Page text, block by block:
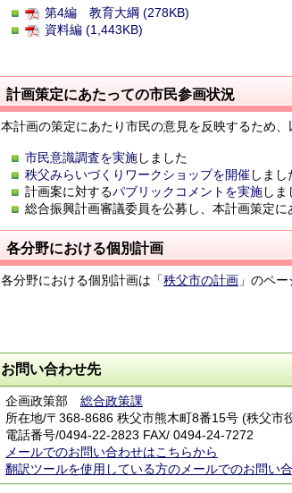
第4編 教育大綱 (278KB)
資料編 (1,443KB)
計画策定にあたっての市民参画状況
本計画の策定にあたり市民の意見を反映するため、
市民意識調査を実施しました
秩父みらいづくりワークショップを開催しまし
計画案に対するパブリックコメントを実施しま
総合振興計画審議委員を公募し、本計画策定
各分野における個別計画
各分野における個別計画は「秩父市の計画 」のペ
お問い合わせ先
企画政策部 総合政策課
所在地/〒368-8686 秩父市熊木町8番15号 (秩父市
電話番号/0494-22-2823 FAX/ 0494-24-7272
メールでのお問い合わせはこちらから
翻訳ツールを使用している方のメールでのお問い